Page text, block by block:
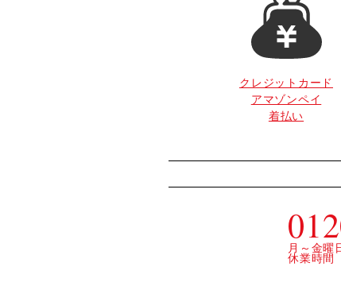
クレジットカード
アマゾンペイ
着払い
月～金曜
休業時間